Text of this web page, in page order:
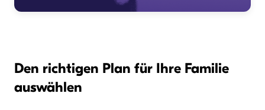
Den richtigen Plan für Ihre Familie
auswählen